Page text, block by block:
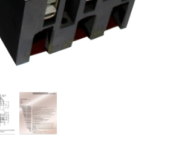
Щиты
диэлектрические